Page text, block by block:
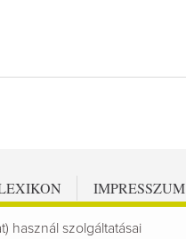
IMPRESSZUM
használ szolgáltatásai